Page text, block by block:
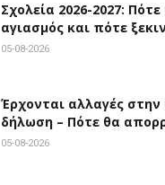
Σχολεία 2026-2027: Πότε
αγιασμός και πότε
05-08-2026
Έρχονται αλλαγές
δήλωση – Πότε θα
05-08-2026